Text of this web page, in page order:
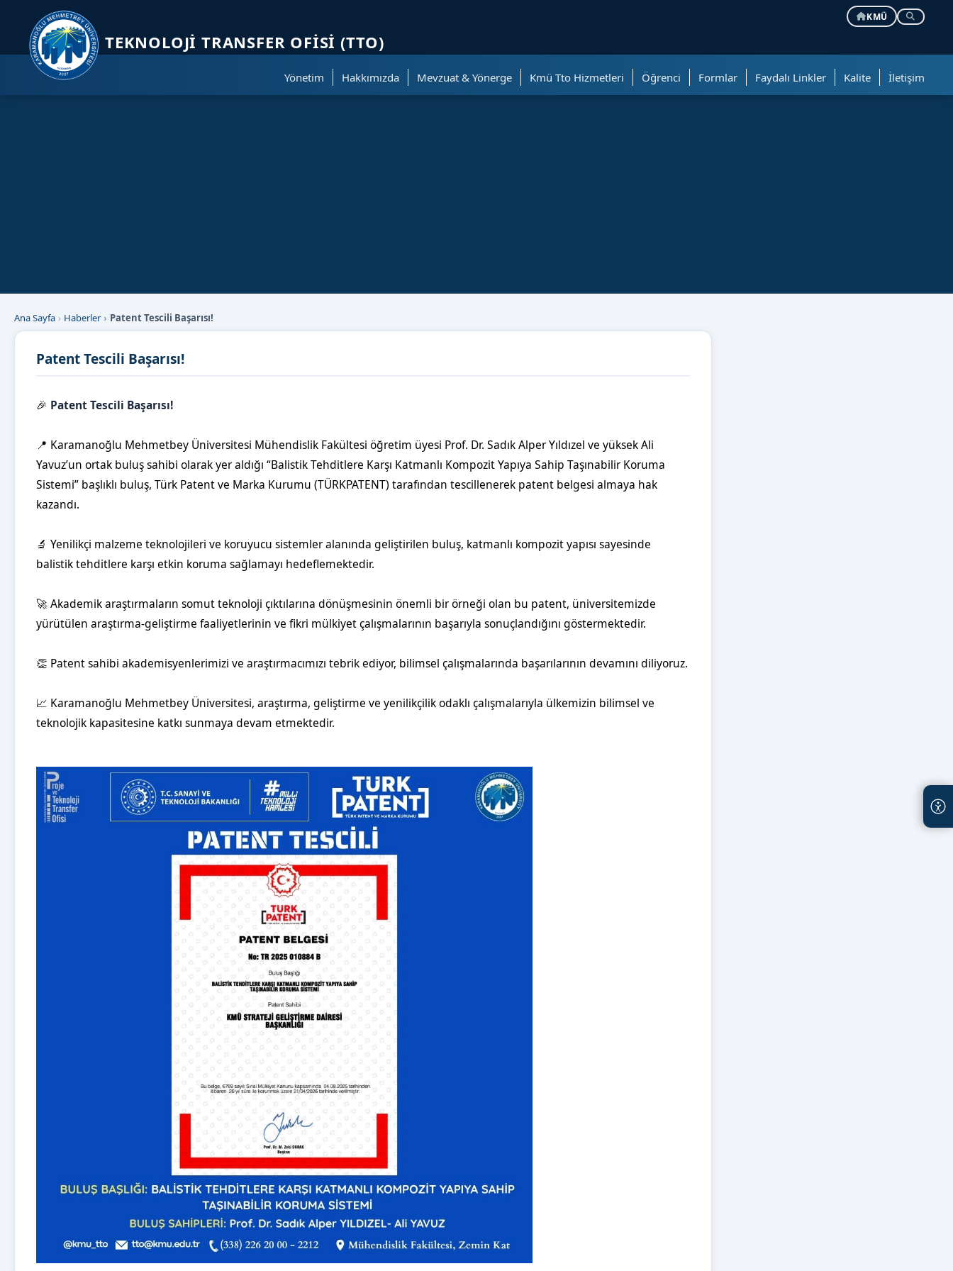
KMÜ
TEKNOLOJI TRANSFER OFISI (TTO)
Yönetim Hakkımızda Mevzuat & Yönerge Kmü Tto Hizmetleri Öğrenci Formlar Faydalı Linkler Kalite İletişim
Ana Sayfa Haberler Patent Tescili Başarısı!
Patent Tescili Başarısı!
🎉 Patent Tescili Başarısı!
📍 Karamanoğlu Mehmetbey Üniversitesi Mühendislik Fakültesi öğretim üyesi Prof. Dr. Sadık Alper Yıldızel ve yüksek Ali
Yavuz’un ortak buluş sahibi olarak yer aldığı “Balistik Tehditlere Karşı Katmanlı Kompozit Yapıya Sahip Taşınabilir Koruma
Sistemi” başlıklı buluş, Türk Patent ve Marka Kurumu (TÜRKPATENT) tarafından tescillenerek patent belgesi almaya hak
kazandı.
🔬 Yenilikçi malzeme teknolojileri ve koruyucu sistemler alanında geliştirilen buluş, katmanlı kompozit yapısı sayesinde
balistik tehditlere karşı etkin koruma sağlamayı hedeflemektedir.
🚀 Akademik araştırmaların somut teknoloji çıktılarına dönüşmesinin önemli bir örneği olan bu patent, üniversitemizde
yürütülen araştırma-geliştirme faaliyetlerinin ve fikri mülkiyet çalışmalarının başarıyla sonuçlandığını göstermektedir.
👏 Patent sahibi akademisyenlerimizi ve araştırmacımızı tebrik ediyor, bilimsel çalışmalarında başarılarının devamını diliyoruz.
📈 Karamanoğlu Mehmetbey Üniversitesi, araştırma, geliştirme ve yenilikçilik odaklı çalışmalarıyla ülkemizin bilimsel ve
teknolojik kapasitesine katkı sunmaya devam etmektedir.